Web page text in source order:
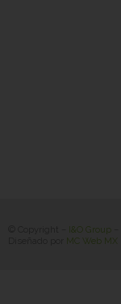
I&O Group
MC Web MX